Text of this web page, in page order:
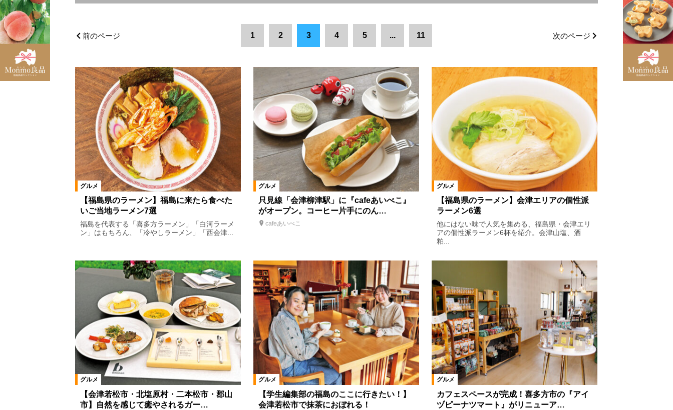
北塩原村 喜多方市 田村市 県南エリア 西郷村 会津美里町 大熊町 相馬市 玉川村 大玉村
鏡石町 石川町 浅川町 川俣町 飯舘村 新地町 国見町 桑折町 福島県全域 西会津町 磐梯町
小野町 天栄村 泉崎村 平田村 塙町 三島町 金山町 下郷町 南会津町 浪江町 昭和村 只見町
川内村 棚倉町 広野町 矢祭町 葛尾村 矢吹町 山形県 宮城県 鮫川村 仙台市 米沢市 高畠町
福島市郊外 福島市市街地
カテゴリ
洋食 中国料理・台湾料理 カレー 餃子 アジア料理 日本料理 郷土料理 寿司
天ぷら・串揚げ 食事処・レストラン ステーキ・鉄板焼き 焼肉
しゃぶしゃぶ とんかつ ラーメン そば・うどん パン・ベーカリーレストラン その他 イタリアン ピザ
テイクアウト・弁当・惣菜 カフェ 定食 洋菓子 和菓子 和洋菓子 ジェラート・ソフトクリーム
ご当地グルメ バー ランチ 居酒屋 お子様ランチ 地酒 ワイン 焼酎 串焼き・焼き鳥 特産品 和食
創作料理 スイーツ うなぎ 2020年夏の宴会情報
絞り込む
前のページ 1 2 3 4 5 ... 11 次のページ
グルメ
【福島県のラーメン】福島に来たら食べた
いご当地ラーメン7選
福島を代表する「喜多方ラーメン」「白河ラーメ
ン」はもちろん、「冷やしラーメン」「西会津...
グルメ
只見線「会津柳津駅」に『cafeあいべこ』
がオープン。コーヒー片手にのん…
cafeあいべこ
グルメ
【福島県のラーメン】会津エリアの個性派
ラーメン6選
他にはない味で人気を集める、福島県・会津エリ
アの個性派ラーメン6杯を紹介。会津山塩、酒
粕...
グルメ
【会津若松市・北塩原村・二本松市・郡山
市】自然を感じて癒やされるガー…
グルメ
【学生編集部の福島のここに行きたい！】
会津若松市で抹茶におぼれる！
グルメ
カフェスペースが完成！喜多方市の『アイ
ヅピーナツマート』がリニューア…